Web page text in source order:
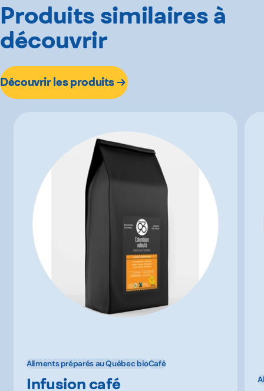
Produits similaires à
découvrir
Découvrir les produits
Aliments préparés au Québec bioCafé
Infusion café